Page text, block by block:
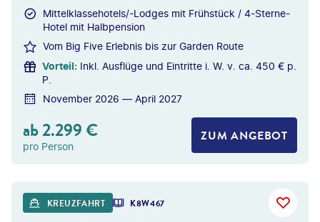
Mittelklassehotels/-Lodges mit Frühstück / 4-Sterne-
Hotel mit Halbpension
Vom Big Five Erlebnis bis zur Garden Route
Vorteil: Inkl. Ausflüge und Eintritte i. W. v. ca. 450 € p.
P.
November 2026 — April 2027
ab2.299€
pro Person
ZUM ANGEBOT
KREUZFAHRT K8W467